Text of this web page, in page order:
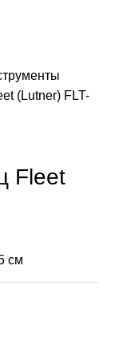
(Lutner) FLT-
Fleet
см